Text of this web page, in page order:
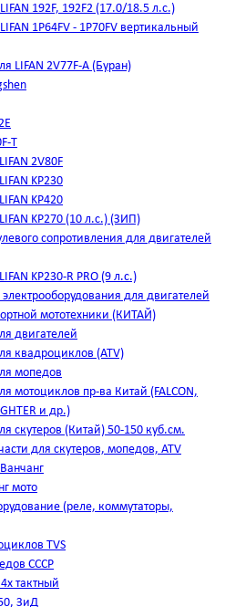
192F, 192F2 (17.0/18.5 л.с.)
1Р64FV - 1Р70FV вертикальный
LIFAN 2V77F-A (Буран)
T
2V80F
KP230
KP420
KP270 (10 л.с.) (ЗИП)
сопротивления для двигателей
KP230-R PRO (9 л.с.)
для двигателей
мототехники (КИТАЙ)
двигателей
квадроциклов (ATV)
мопедов
мотоциклов пр-ва Китай (FALCON,
и др.)
скутеров (Китай) 50-150 куб.см.
для скутеров, мопедов, ATV
мото
(реле, коммутаторы,
TVS
СССР
тактный
ЗиД